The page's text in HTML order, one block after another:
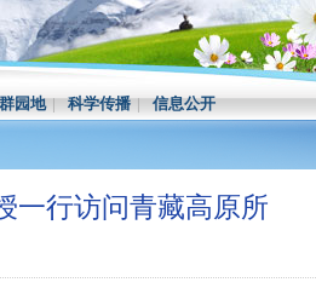
园地|科学传播|信息公开
一行访问青藏高原所